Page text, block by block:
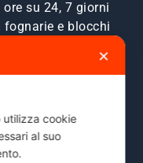
su 24, 7 giorni
e blocchi
e Brianza, Sesto
✕
utilizza cookie
al suo